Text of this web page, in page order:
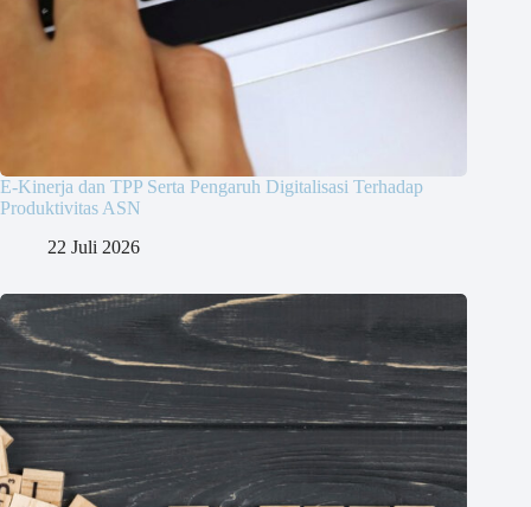
E-Kinerja dan TPP Serta Pengaruh Digitalisasi Terhadap
Produktivitas ASN
22 Juli 2026